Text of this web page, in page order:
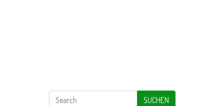
SUCHEN